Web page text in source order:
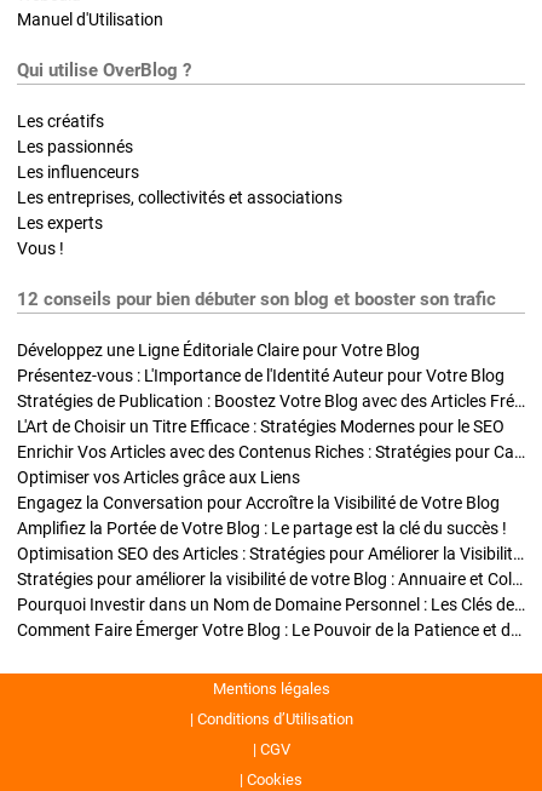
Manuel d'Utilisation
Qui utilise OverBlog ?
Les créatifs
Les passionnés
Les influenceurs
Les entreprises, collectivités et associations
Les experts
Vous !
12 conseils pour bien débuter son blog et booster son trafic
Développez une Ligne Éditoriale Claire pour Votre Blog
Présentez-vous : L'Importance de l'Identité Auteur pour Votre Blog
Stratégies de Publication : Boostez Votre Blog avec des Articles Fréquents et Exclusifs
L'Art de Choisir un Titre Efficace : Stratégies Modernes pour le SEO
Enrichir Vos Articles avec des Contenus Riches : Stratégies pour Captiver et Optimiser
Optimiser vos Articles grâce aux Liens
Engagez la Conversation pour Accroître la Visibilité de Votre Blog
Amplifiez la Portée de Votre Blog : Le partage est la clé du succès !
Optimisation SEO des Articles : Stratégies pour Améliorer la Visibilité de Votre Blog
Stratégies pour améliorer la visibilité de votre Blog : Annuaire et Collaborations
Pourquoi Investir dans un Nom de Domaine Personnel : Les Clés de la Réussite de Votre Blog
Comment Faire Émerger Votre Blog : Le Pouvoir de la Patience et de la Persévérance
Mentions légales
Conditions d’Utilisation
CGV
Cookies